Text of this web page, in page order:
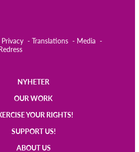
Translations
Media
NYHETER
OUR WORK
YOUR RIGHTS!
SUPPORT US!
ABOUT US